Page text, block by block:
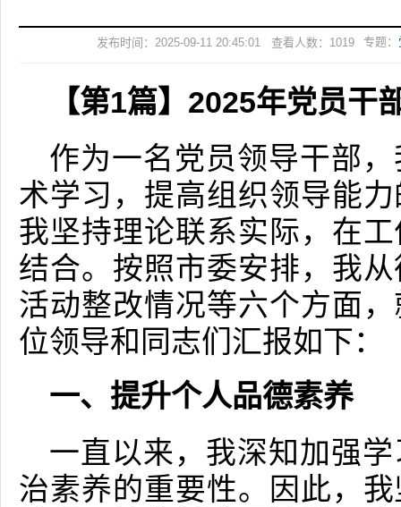
发布时间：2025-09-11 20:45:01 查看人数： 1019 专题：
【第1篇】2025年党员干
作为一名党员领导干部
术学习，提高组织领导能
我坚持理论联系实际，在
结合。按照市委安排，我
活动整改情况等六个方面
位领导和同志们汇报如下：
一、提升个人品德素养
一直以来，我深知加强
治素养的重要性。因此，